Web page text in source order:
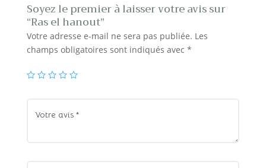
Soyez le premier à laisser votre avis sur
“Ras el hanout”
Votre adresse e-mail ne sera pas publiée. Les
champs obligatoires sont indiqués avec *